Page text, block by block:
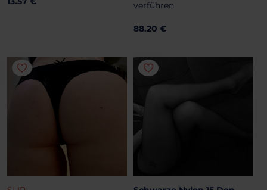
verführen
88.20 €